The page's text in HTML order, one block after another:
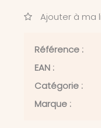
Ajouter à ma
Référence :
EAN :
Catégorie :
Marque :